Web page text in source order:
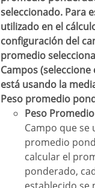
seleccionado. Para
utilizado en el
configuración del
promedio
Campos
está usando la
Peso promedio
Peso
Campo que se
promedio
calcular el
ponderado,